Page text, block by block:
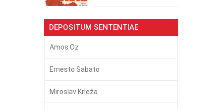
DEPOSITUM SENTENTIAE
Amos Oz
Ernesto Sabato
Miroslav Krleža